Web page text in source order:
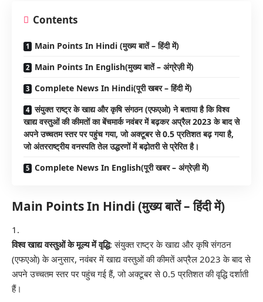
Contents
Main Points In Hindi (मुख्य बातें – हिंदी में)
Main Points In English(मुख्य बातें – अंग्रेज़ी में)
Complete News In Hindi(पूरी खबर – हिंदी में)
संयुक्त राष्ट्र के खाद्य और कृषि संगठन (एफएओ) ने बताया है कि विश्व
खाद्य वस्तुओं की कीमतों का बेंचमार्क नवंबर में बढ़कर अप्रैल 2023 के बाद से
अपने उच्चतम स्तर पर पहुंच गया, जो अक्टूबर से 0.5 प्रतिशत बढ़ गया है,
जो अंतरराष्ट्रीय वनस्पति तेल उद्धरणों में बढ़ोतरी से प्रेरित है।
Complete News In English(पूरी खबर – अंग्रेज़ी में)
Main Points In Hindi (मुख्य बातें – हिंदी में)
विश्व खाद्य वस्तुओं के मूल्य में वृद्धि: संयुक्त राष्ट्र के खाद्य और कृषि संगठन
(एफएओ) के अनुसार, नवंबर में खाद्य वस्तुओं की कीमतें अप्रैल 2023 के बाद से
अपने उच्चतम स्तर पर पहुंच गई हैं, जो अक्टूबर से 0.5 प्रतिशत की वृद्धि दर्शाती
हैं।